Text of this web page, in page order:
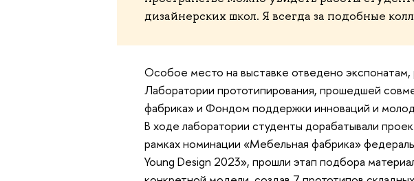
дизайнерских школ. Я всегда за подобные
Особое место на выставке отведено экспонатам,
Лаборатории прототипирования, прошедшей
фабрика» и Фондом поддержки инноваций и
В ходе лаборатории студенты дорабатывали
рамках номинации «Мебельная фабрика»
Young Design 2023», прошли этап подбора